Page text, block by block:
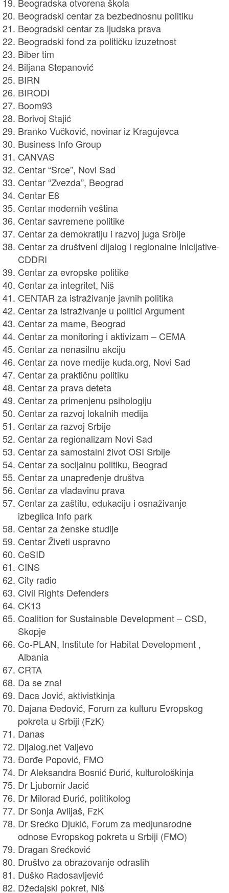
Beogradski centar za bezbednosnu politiku
Beogradski centar za ljudska prava
Beogradski fond za političku izuzetnost
Biber tim
Biljana Stepanović
BIRN
BIRODI
Boom93
Borivoj Stajić
Branko Vučković, novinar iz Kragujevca
Business Info Group
CANVAS
Centar “Srce”, Novi Sad
Centar “Zvezda”, Beograd
Centar E8
Centar modernih veština
Centar savremene politike
Centar za demokratiju i razvoj juga Srbije
Centar za društveni dijalog i regionalne inicijative-
CDDRI
Centar za evropske politike
Centar za integritet, Niš
CENTAR za istraživanje javnih politika
Centar za istraživanje u politici Argument
Centar za mame, Beograd
Centar za monitoring i aktivizam – CEMA
Centar za nenasilnu akciju
Centar za nove medije kuda.org, Novi Sad
Centar za praktičnu politiku
Centar za prava deteta
Centar za primenjenu psihologiju
Centar za razvoj lokalnih medija
Centar za razvoj Srbije
Centar za regionalizam Novi Sad
Centar za samostalni život OSI Srbije
Centar za socijalnu politiku, Beograd
Centar za unapređenje društva
Centar za vladavinu prava
Centar za zaštitu, edukaciju i osnaživanje
izbeglica Info park
Centar za ženske studije
Centar Živeti uspravno
CeSID
CINS
City radio
Civil Rights Defenders
CK13
Coalition for Sustainable Development – CSD,
Skopje
Co-PLAN, Institute for Habitat Development ,
Albania
CRTA
Da se zna!
Daca Jović, aktivistkinja
Dajana Đedović, Forum za kulturu Evropskog
pokreta u Srbiji (FzK)
Danas
Dijalog.net Valjevo
Đorđe Popović, FMO
Dr Aleksandra Bosnić Đurić, kulturološkinja
Dr Ljubomir Jacić
Dr Milorad Đurić, politikolog
Dr Sonja Avlijaš, FzK
Dr Srećko Djukić, Forum za medjunarodne
odnose Evropskog pokreta u Srbiji (FMO)
Dragan Srećković
Društvo za obrazovanje odraslih
Duško Radosavljević
Džedajski pokret, Niš